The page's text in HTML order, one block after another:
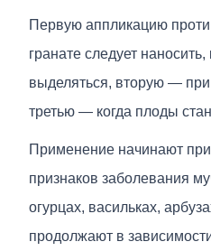
Первую аппликацию
гранате следует
выделяться, вторую —
третью — когда плоды
Применение начинают
признаков заболевания
огурцах, васильках,
продолжают в